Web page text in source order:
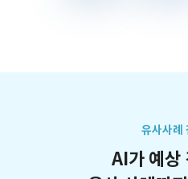
유사사례
AI가 예상